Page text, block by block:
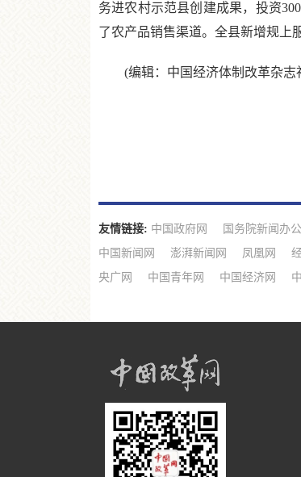
务进农村示范县创建成果，投资
了农产品销售渠道。全县新增规上
(编辑：中国经济体制改革杂志
友情链接: 中国政府网 国务院新闻办
中国新闻网
澎湃新闻网 凤凰网
央广网
中国青年网 中国经济网